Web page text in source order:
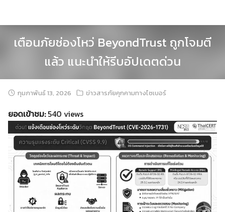
เตือนภัยช่องโหว่ BeyondTrust ถูกโจมตี
แล้ว แนะนำให้รีบอัปเดตด่วน
กุมภาพันธ์ 13, 2026 ข่าวสารภัยคุกคามทางไซเบอร์
ยอดเข้าชม:540 views